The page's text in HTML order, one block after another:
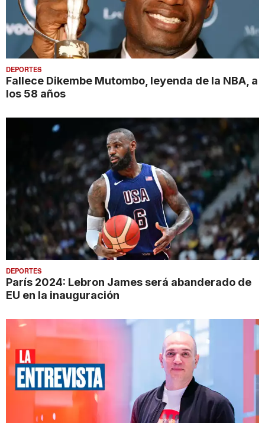
DEPORTES
Fallece Dikembe Mutombo, leyenda de la NBA, a
los 58 años
DEPORTES
París 2024: Lebron James será abanderado de
EU en la inauguración